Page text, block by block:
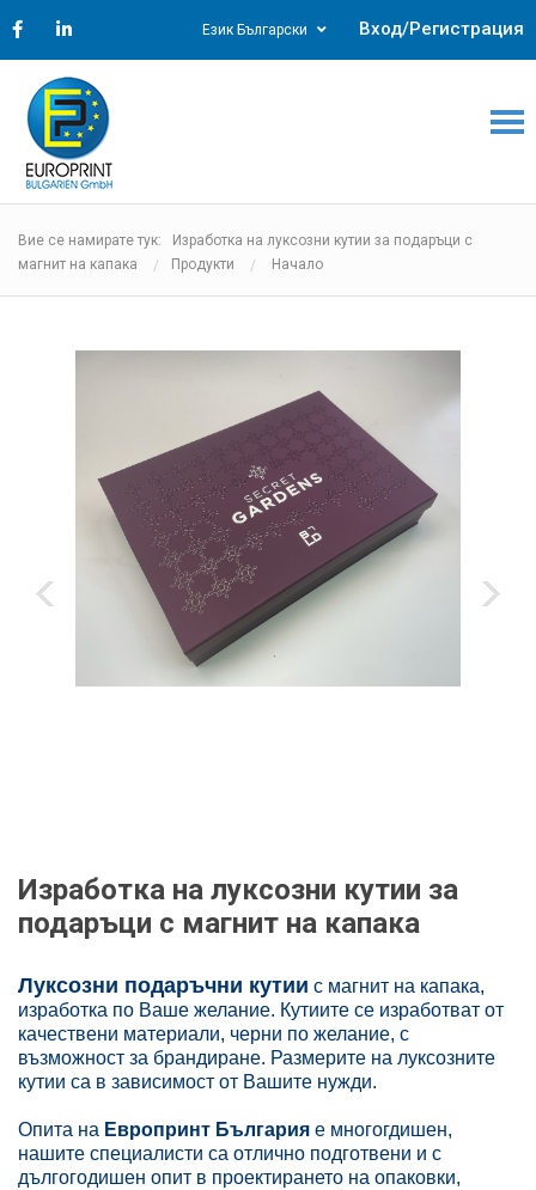
Език Български Вход/Регистрация
Вие се намирате тук: Изработка на луксозни кутии за подаръци с
магнит на капака
Продукти Начало
‹ ›
Изработка на луксозни кутии за
подаръци с магнит на капака
Луксозни подаръчни кутии с магнит на капака,
изработка по Ваше желание. Кутиите се изработват от
качествени материали, черни по желание, с
възможност за брандиране. Размерите на луксозните
кутии са в зависимост от Вашите нужди.
Опита на Европринт България е многогдишен,
нашите специалисти са отлично подготвени и с
дългогодишен опит в проектирането на опаковки,